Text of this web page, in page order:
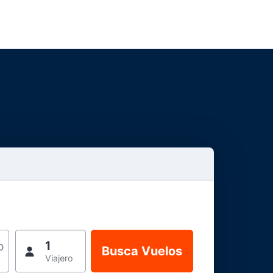
1
Viajero